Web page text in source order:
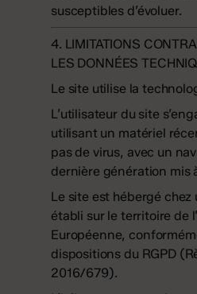
susceptibles d’évoluer.
4. LIMITATIONS
LES DONNÉES
Le site utilise la
L’utilisateur du site
utilisant un matériel
pas de virus, avec un
dernière génération mis
Le site est hébergé
établi sur le territoire de
Européenne,
dispositions du RGPD
2016/679).